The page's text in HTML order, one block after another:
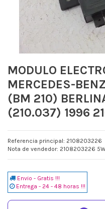
MODULO
MERCEDES-
(BM 210)
(210.037) 1996
Referencia principal: 2108203226
Nota de vendedor: 2108203226
Envio - Gratis !!!
Entrega - 24 - 48 horas !!!